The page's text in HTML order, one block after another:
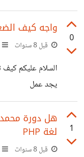
الكتابة سوداء ,
يوجد برنامج
0
واجه كيف
قبل 8 سنوات
السلام عليكم
يجد عمل
1
هل دورة
لغة PHP
قبل 8 سنوات